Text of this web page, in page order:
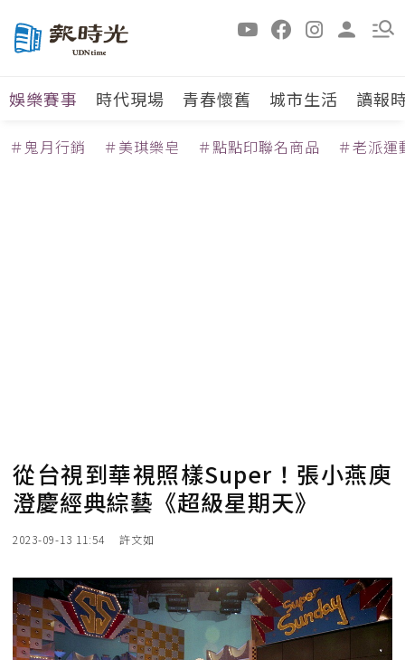
娛樂賽事 時代現場 青春懷舊 城市生活 讀報
＃鬼月行銷 ＃美琪樂皂 ＃點點印聯名商品 ＃老派運
從台視到華視照樣Super！張小燕庾
澄慶經典綜藝《超級星期天》
2023-09-13 11:54 許文如